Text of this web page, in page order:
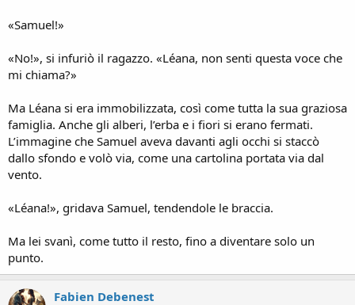
«Samuel!»
«No!», si infuriò il ragazzo. «Léana, non senti questa voce che
mi chiama?»
Ma Léana si era immobilizzata, così come tutta la sua graziosa
famiglia. Anche gli alberi, l’erba e i fiori si erano fermati.
L’immagine che Samuel aveva davanti agli occhi si staccò
dallo sfondo e volò via, come una cartolina portata via dal
vento.
«Léana!», gridava Samuel, tendendole le braccia.
Ma lei svanì, come tutto il resto, fino a diventare solo un
punto.
Fabien Debenest